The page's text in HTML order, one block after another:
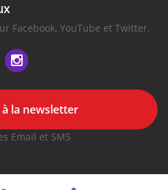
Facebook, YouTube et Twitter.
la newsletter
Email et SMS